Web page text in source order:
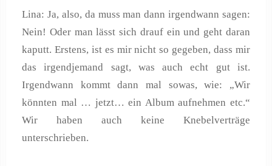
Lina: Ja, also, da muss man dann irgendwann sagen:
Nein! Oder man lässt sich drauf ein und geht daran
kaputt. Erstens, ist es mir nicht so gegeben, dass mir
das irgendjemand sagt, was auch echt gut ist.
Irgendwann kommt dann mal sowas, wie: „Wir
könnten mal … jetzt… ein Album aufnehmen etc.“
Wir haben auch keine Knebelverträge
unterschrieben.